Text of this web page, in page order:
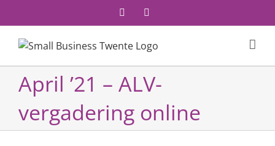
inhoud
Facebook
April ’21 – ALV-
vergadering online